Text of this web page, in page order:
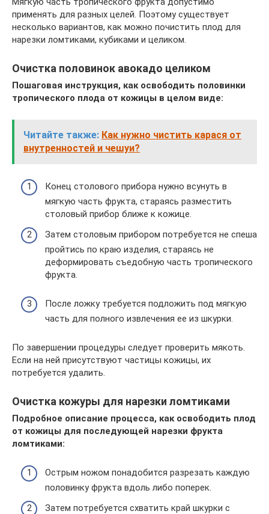
применять для разных целей. Поэтому существует
несколько вариантов, как можно почистить плод для
нарезки ломтиками, кубиками и целиком.
Очистка половинок авокадо целиком
Пошаговая инструкция, как освободить половинки
тропического плода от кожицы в целом виде:
Читайте также: Как нужно чистить карася от
внутренностей и чешуи?
Конец столового прибора нужно всунуть в
мягкую часть фрукта, стараясь разместить
столовый прибор ближе к кожице.
Затем столовым прибором потребуется не спеша
пройтись по краю изделия, стараясь не
деформировать съедобную часть тропического
фрукта.
После ложку требуется подложить под мягкую
часть для полного извлечения ее из шкурки.
По завершении процедуры следует проверить мякоть.
Если на ней присутствуют частицы кожицы, их
потребуется удалить.
Очистка кожуры для нарезки ломтиками
Подробное описание процесса, как освободить плод
от кожицы для последующей нарезки фрукта
ломтиками:
Острым ножом понадобится разрезать каждую
половинку фрукта вдоль либо поперек.
Затем потребуется схватить край шкурки с